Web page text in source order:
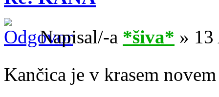
Napisal/-a *šiva* » 13
Kančica je v krasem